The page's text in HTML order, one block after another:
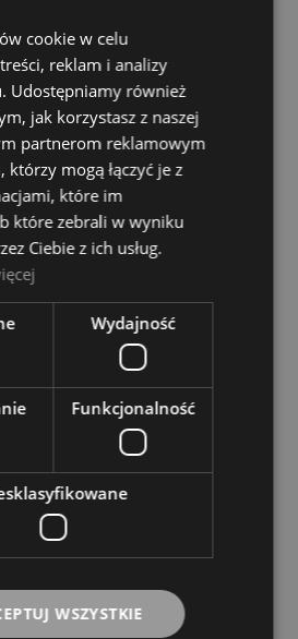
Dostępność:
349,00 zł
DO KOSZYKA
Kombo - Peavey MAX 150
1 589,00 zł
Kombo - Marshall Micro
159,00 zł
cookie w celu
reklam i analizy
Udostępniamy również
jak korzystasz z naszej
partnerom reklamowym
którzy mogą łączyć je z
które im
które zebrali w wyniku
Ciebie z ich usług.
Wydajność
Funkcjonalność
WSZYSTKIE